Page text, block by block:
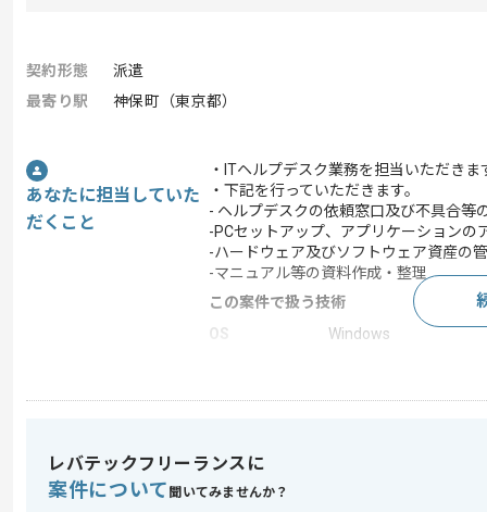
契約形態
派遣
最寄り駅
神保町（東京都）
あなたに担当していた
だくこと
・ITヘルプデスク業務を担当いただきま
・下記を行っていただきます。
- ヘルプデスクの依頼窓口及び不具合等
-PCセットアップ、アプリケーションの
-ハードウェア及びソフトウェア資産の
-マニュアル等の資料作成・整理
この案件で扱う技術
OS
Windows
開発ツール
Chef , Jenkins , Ansible
業界
特徴
レバテックフリーランスに
案件について 聞いてみませんか？